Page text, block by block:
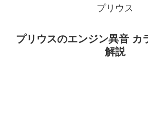
プリウス
プリウスのエンジン異音 カ
解説